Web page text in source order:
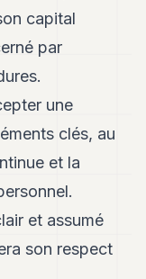
capital
par
une
clés, au
et la
et assumé
son respect